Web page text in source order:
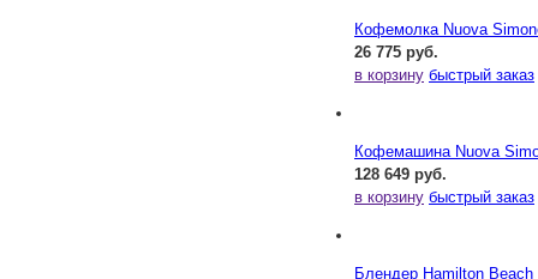
Кофемолка Nuova
26 775 руб.
в корзину быстрый заказ
Кофемашина Nuova
128 649 руб.
в корзину быстрый заказ
Блендер Hamilton Beach